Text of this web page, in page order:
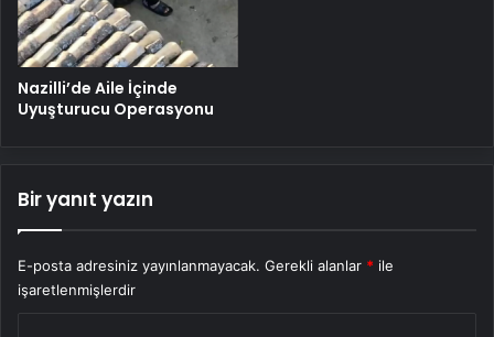
Nazilli’de Aile İçinde
Uyuşturucu Operasyonu
Bir yanıt yazın
E-posta adresiniz yayınlanmayacak. Gerekli alanlar * ile
işaretlenmişlerdir